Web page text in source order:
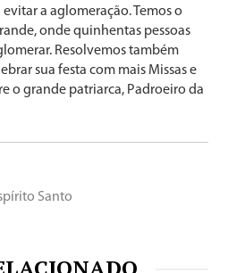
a aglomeração. Temos o
onde quinhentas pessoas
Resolvemos também
sua festa com mais Missas e
o grande patriarca, Padroeiro da
Santo